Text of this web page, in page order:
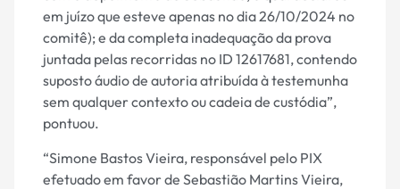
em juízo que esteve apenas no dia 26/10/2024 no
comitê); e da completa inadequação da prova
juntada pelas recorridas no ID 12617681, contendo
suposto áudio de autoria atribuída à testemunha
sem qualquer contexto ou cadeia de custódia”,
pontuou.
“Simone Bastos Vieira, responsável pelo PIX
efetuado em favor de Sebastião Martins Vieira,